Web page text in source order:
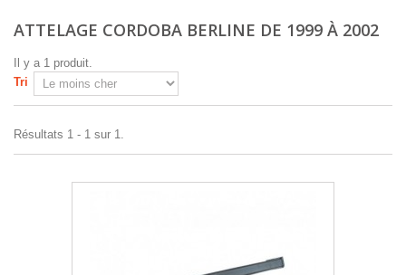
ATTELAGE CORDOBA BERLINE DE 1999 À 2002
Il y a 1 produit.
Tri
Résultats 1 - 1 sur 1.